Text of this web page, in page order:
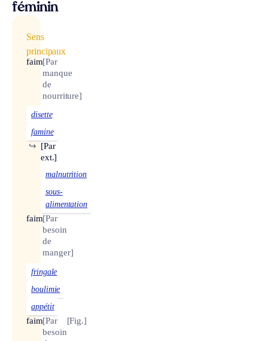
féminin
Sens
principaux
faim[Par
manque
de
nourriture]
disette
famine
[Par
ext.]
↪
malnutrition
sous-
alimentation
faim[Par
besoin
de
manger]
fringale
boulimie
appétit
faim[Par
besoin
[Fig.]